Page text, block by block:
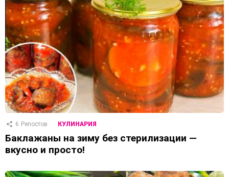
6 Репостов КУЛИНАРИЯ
Баклажаны на зиму без стерилизации —
вкусно и просто!